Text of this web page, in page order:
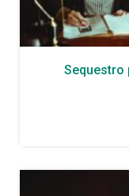
Sequestro